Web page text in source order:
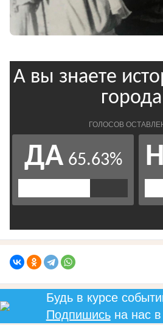
Будь в курсе
Подпишисьна нас в